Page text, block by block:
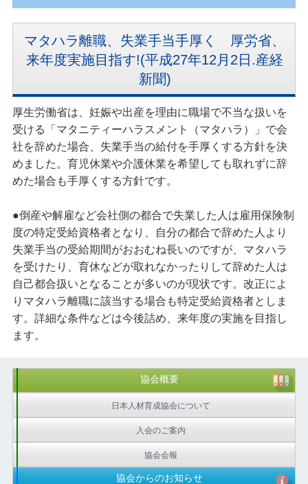
マタハラ離職、失業手当手厚く 厚労省、
来年度実施目指す!(平成27年12月2日.産経
新聞)
厚生労働省は、妊娠や出産を理由に職場で不当な扱いを
受ける「マタニティーハラスメント（マタハラ）」で会
社を辞めた場合、失業手当の給付を手厚くする方針を決
めました。育児休業や介護休業を希望しても取れずに辞
めた場合も手厚くする方針です。
●倒産や解雇など会社側の都合で失業した人は雇用保険制
度の特定受給資格者となり、自分の都合で辞めた人より
失業手当の受給期間がおおむね長いのですが、マタハラ
を受けたり、育休などが取れなかったりして辞めた人は
自己都合扱いとなることが多いのが現状です。改正によ
りマタハラ離職に該当する場合も特定受給資格者としま
す。詳細な条件などは今後詰め、来年度の実施を目指し
ます。
協会概要
日本人材育成協会について
入会のご案内
協会会報
協会からのお知らせ